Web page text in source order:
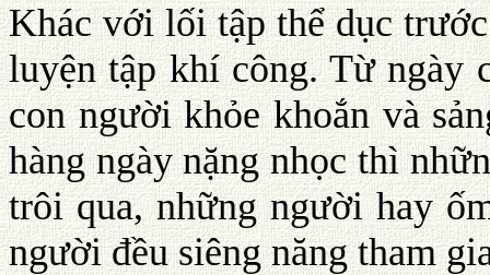
Khác với lối tập thể dục
luyện tập khí công. Từ ngày
con người khỏe khoắn và
hàng ngày nặng nhọc thì
trôi qua, những người hay
người đều siêng năng tham